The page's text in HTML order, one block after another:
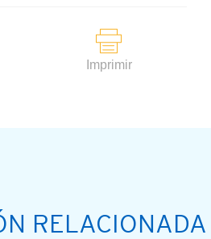
Imprimir
RELACIONADA